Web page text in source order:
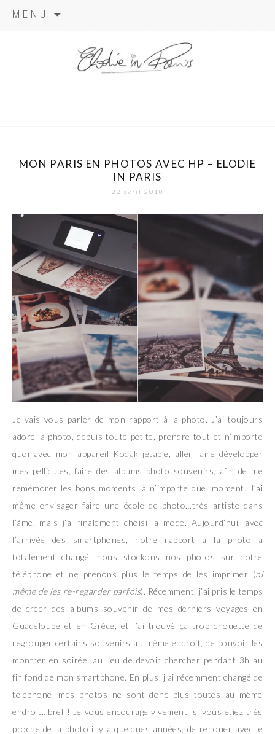
MENU
MON PARIS EN PHOTOS AVEC HP – ELODIE
IN PARIS
22 avril 2018
Je vais vous parler de mon rapport à la photo. J’ai toujours
adoré la photo, depuis toute petite, prendre tout et n’importe
quoi avec mon appareil Kodak jetable, aller faire développer
mes pellicules, faire des albums photo souvenirs, afin de me
remémorer les bons moments, à n’importe quel moment. J’ai
même envisager faire une école de photo…très artiste dans
l’âme, mais j’ai finalement choisi la mode. Aujourd’hui, avec
l’arrivée des smartphones, notre rapport à la photo a
totalement changé, nous stockons nos photos sur notre
téléphone et ne prenons plus le temps de les imprimer (ni
même de les re-regarder parfois). Récemment, j’ai pris le temps
de créer des albums souvenir de mes derniers voyages en
Guadeloupe et en Grèce, et j’ai trouvé ça trop chouette de
regrouper certains souvenirs au même endroit, de pouvoir les
montrer en soirée, au lieu de devoir chercher pendant 3h au
fin fond de mon smartphone. En plus, j’ai récemment changé de
téléphone, mes photos ne sont donc plus toutes au même
endroit…bref ! Je vous encourage vivement, si vous étiez très
proche de la photo il y a quelques années, de renouer avec le